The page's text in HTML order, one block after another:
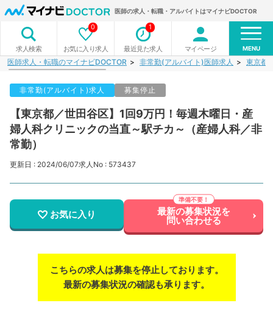
医師の求人・転職・アルバイトはマイナビDOCTOR
求人検索 お気に入り求人
0
最近見た求人
1
マイページ MENU
医師求人・転職のマイナビDOCTOR 非常勤(アルバイト)医師求人 東京都
非常勤(アルバイト)求人 募集停止
【東京都／世田谷区】1回9万円！毎週木曜日・産
婦人科クリニックの当直～駅チカ～（産婦人科／非
常勤）
更新日 : 2024/06/07求人No : 573437
お気に入り 最新の募集状況を
問い合わせる
こちらの求人は募集を停止しております。
最新の募集状況の確認も承ります。